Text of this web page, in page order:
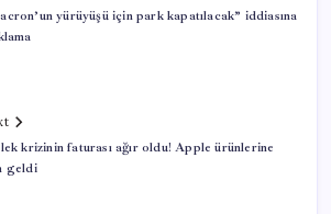
yürüyüşü için park kapatılacak” iddiasına
krizinin faturası ağır oldu! Apple ürünlerine
geldi